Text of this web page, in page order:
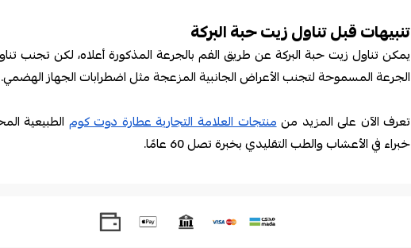
تنبيهات قبل تناول زيت حبة البركة
يمكن تناول زيت حبة البركة عن طريق الفم بالجرعة المذكورة أعلاه، لكن تجنب
الجرعة المسموحة لتجنب الأعراض الجانبية المزعجة مثل اضطرابات الجهاز الهضمي.
تعرف الآن على المزيد منمنتجات العلامة التجارية عطارة دوت كوم الطبيعية
خبراء في الأعشاب والطب التقليدي بخبرة تصل 60 عامًا.